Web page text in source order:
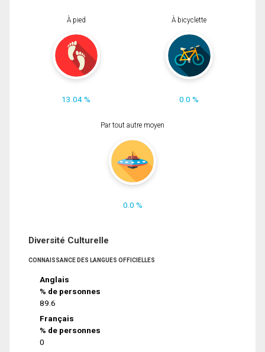
À pied
13.04 %
À bicyclette
0.0 %
Par tout autre moyen
0.0 %
Diversité Culturelle
CONNAISSANCE DES LANGUES OFFICIELLES
Anglais
% de personnes
89.6
Français
% de personnes
0